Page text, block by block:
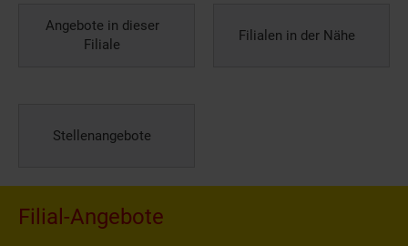
Angebote in dieser
Filiale
Filialen in der Nähe
Stellenangebote
Filial-Angebote